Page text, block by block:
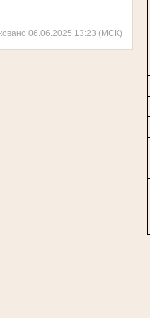
06.06.2025 13:23 (МСК)